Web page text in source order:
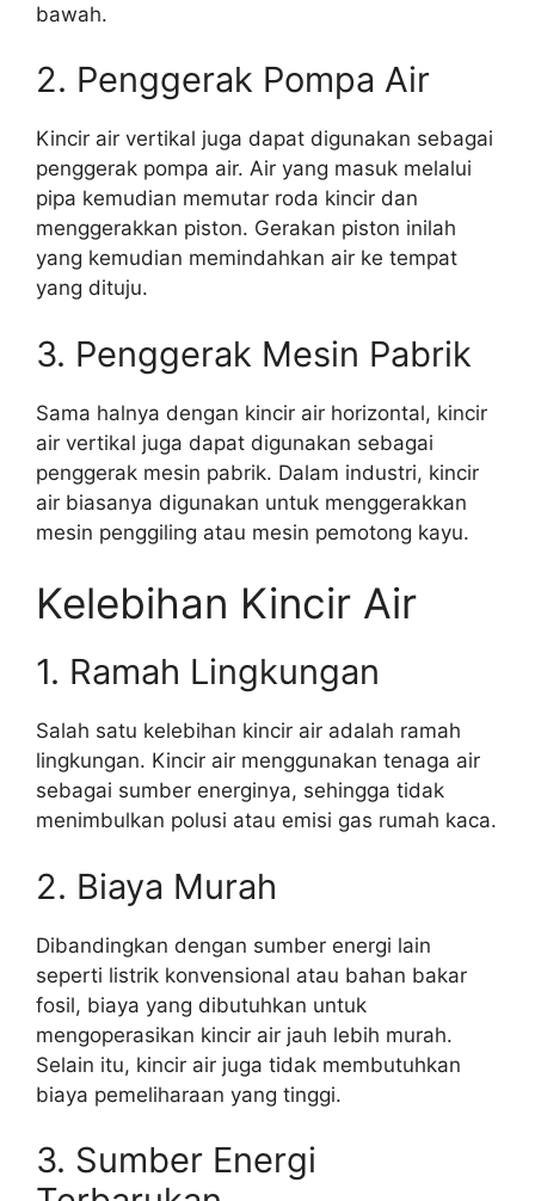
bawah.
2. Penggerak Pompa Air
Kincir air vertikal juga dapat digunakan sebagai
penggerak pompa air. Air yang masuk melalui
pipa kemudian memutar roda kincir dan
menggerakkan piston. Gerakan piston inilah
yang kemudian memindahkan air ke tempat
yang dituju.
3. Penggerak Mesin Pabrik
Sama halnya dengan kincir air horizontal, kincir
air vertikal juga dapat digunakan sebagai
penggerak mesin pabrik. Dalam industri, kincir
air biasanya digunakan untuk menggerakkan
mesin penggiling atau mesin pemotong kayu.
Kelebihan Kincir Air
1. Ramah Lingkungan
Salah satu kelebihan kincir air adalah ramah
lingkungan. Kincir air menggunakan tenaga air
sebagai sumber energinya, sehingga tidak
menimbulkan polusi atau emisi gas rumah kaca.
2. Biaya Murah
Dibandingkan dengan sumber energi lain
seperti listrik konvensional atau bahan bakar
fosil, biaya yang dibutuhkan untuk
mengoperasikan kincir air jauh lebih murah.
Selain itu, kincir air juga tidak membutuhkan
biaya pemeliharaan yang tinggi.
3. Sumber Energi